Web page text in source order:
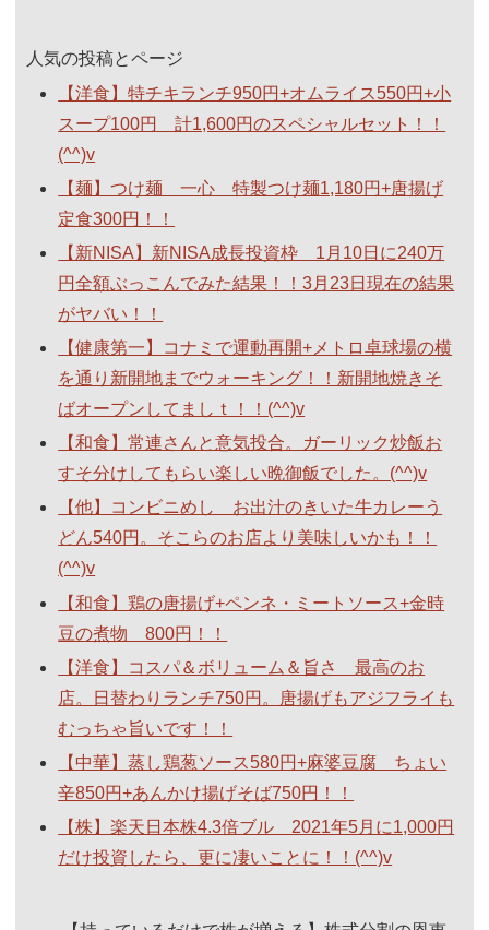
人気の投稿とページ
【洋食】特チキランチ950円+オムライス550円+小
スープ100円 計1,600円のスペシャルセット！！
(^^)v
【麺】つけ麺 一心 特製つけ麺1,180円+唐揚げ
定食300円！！
【新NISA】新NISA成長投資枠 1月10日に240万
円全額ぶっこんでみた結果！！3月23日現在の結果
がヤバい！！
【健康第一】コナミで運動再開+メトロ卓球場の横
を通り新開地までウォーキング！！新開地焼きそ
ばオープンしてましｔ！！(^^)v
【和食】常連さんと意気投合。ガーリック炒飯お
すそ分けしてもらい楽しい晩御飯でした。(^^)v
【他】コンビニめし お出汁のきいた牛カレーう
どん540円。そこらのお店より美味しいかも！！
(^^)v
【和食】鶏の唐揚げ+ペンネ・ミートソース+金時
豆の煮物 800円！！
【洋食】コスパ＆ボリューム＆旨さ 最高のお
店。日替わりランチ750円。唐揚げもアジフライも
むっちゃ旨いです！！
【中華】蒸し鶏葱ソース580円+麻婆豆腐 ちょい
辛850円+あんかけ揚げそば750円！！
【株】楽天日本株4.3倍ブル 2021年5月に1,000円
だけ投資したら、更に凄いことに！！(^^)v